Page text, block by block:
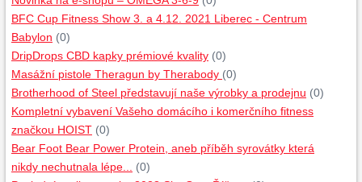
BFC Cup Fitness Show 3. a 4.12. 2021 Liberec - Centrum
Babylon (0)
DripDrops CBD kapky prémiové kvality (0)
Masážní pistole Theragun by Therabody (0)
Brotherhood of Steel představují naše výrobky a prodejnu (0)
Kompletní vybavení Vašeho domácího i komerčního fitness
značkou HOIST (0)
Bear Foot Bear Power Protein, aneb příběh syrovátky která
nikdy nechutnala lépe...
(0)